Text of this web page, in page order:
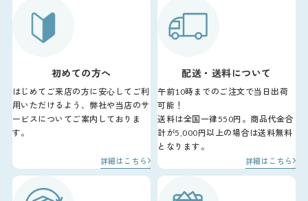
初めての方へ
はじめてご来店の方に安心してご利
用いただけるよう、弊社や当店のサ
ービスについてご案内しておりま
す。
詳細はこちら
配送・送料について
午前10時までのご注文で当日出荷
可能！
送料は全国一律550円。商品代金合
計が5,000円以上の場合は送料無料
となります。
詳細はこちら